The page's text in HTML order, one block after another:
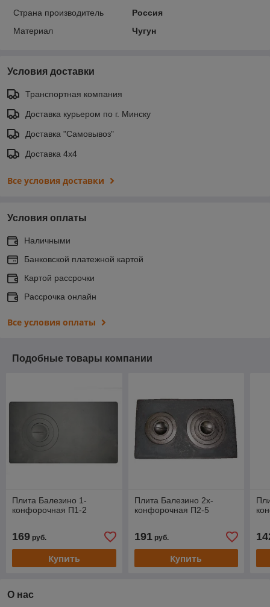
Страна производитель
Россия
Материал
Чугун
Условия доставки
Транспортная компания
Доставка курьером по г. Минску
Доставка "Самовывоз"
Доставка 4х4
Все условия доставки
Условия оплаты
Наличными
Банковской платежной картой
Картой рассрочки
Рассрочка онлайн
Все условия оплаты
Подобные товары компании
Плита Балезино 1-
конфорочная П1-2
169 руб.
Купить
Плита Балезино 2х-
конфорочная П2-5
191руб.
Купить
О нас